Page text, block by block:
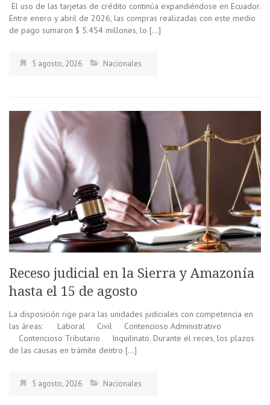
El uso de las tarjetas de crédito continúa expandiéndose en Ecuador.
Entre enero y abril de 2026, las compras realizadas con este medio
de pago sumaron $ 5.454 millones, lo […]
5 agosto, 2026 Nacionales
Receso judicial en la Sierra y Amazonía
hasta el 15 de agosto
La disposición rige para las unidades judiciales con competencia en
las áreas: Laboral Civil Contencioso Administrativo
Contencioso Tributario Inquilinato. Durante el reces, los plazos
de las causas en trámite dentro […]
5 agosto, 2026 Nacionales